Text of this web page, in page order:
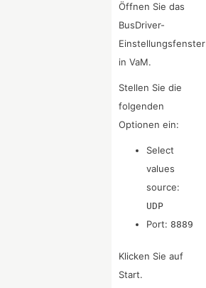
Öffnen Sie das
BusDriver-
Einstellungsfenster
in VaM.
Stellen Sie die
folgenden
Optionen ein:
Select
values
source:
UDP
Port:8889
Klicken Sie auf
Start.